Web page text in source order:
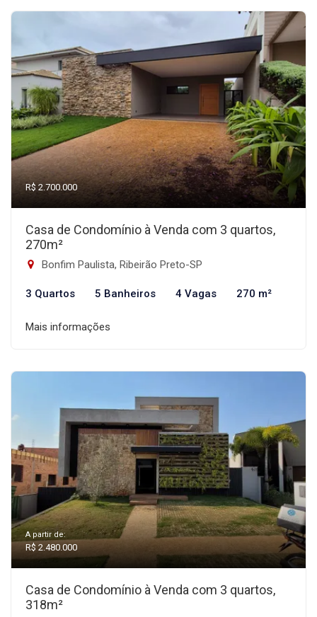
R$ 2.700.000
Casa de Condomínio à Venda com 3 quartos,
270m²
Bonfim Paulista, Ribeirão Preto-SP
3 Quartos 5 Banheiros 4 Vagas 270 m²
Mais informações
A partir de:
R$ 2.480.000
Casa de Condomínio à Venda com 3 quartos,
318m²